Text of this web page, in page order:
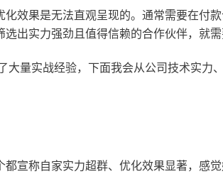
效果是无法直观呈现的。通常需要在付
出实力强劲且值得信赖的合作伙伴，就
量实战经验，下面我会从公司技术实
宣称自家实力超群、优化效果显著，感